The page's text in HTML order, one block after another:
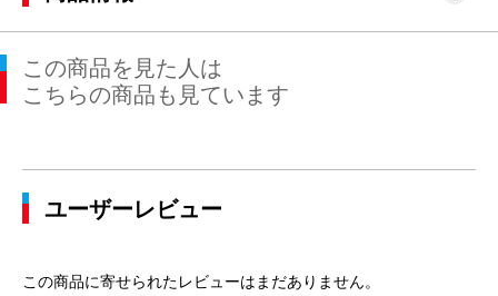
この商品を見た人は
こちらの商品も見ています
ユーザーレビュー
この商品に寄せられたレビューはまだありません。